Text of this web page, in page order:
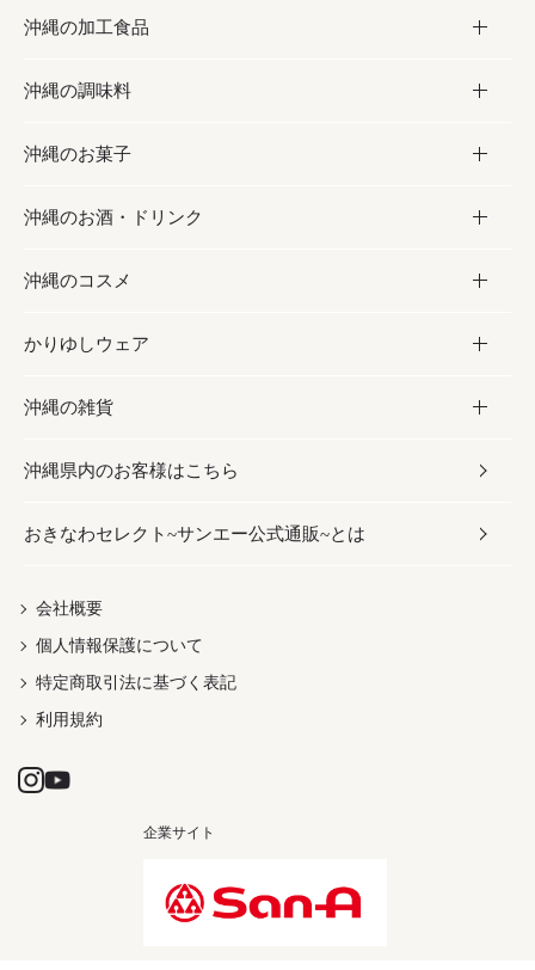
お取り寄せグルメ
フルーツ・野菜
お肉
海産物
沖縄の加工食品
加工食品
缶詰／パウチ
沖縄料理
沖縄そば／乾麺
レトルト食品
乾物／粉類
沖縄の調味料
調味料
砂糖／黒砂糖
塩
お酢／ドレッシング
しょうゆ
みそ
だし／スパイス／島唐辛子
沖縄のお菓子
お菓子
黒糖
ちんすこう
伝統菓子
スナック
おつまみ
紅芋
沖縄のお酒・ドリンク
お酒・ドリンク
泡盛
ビール・チューハイ
ワイン・ウィスキー・カクテル
ドリンク
茶葉
沖縄のコスメ
コスメ
スキンケア
ボディケア
ヘアケア
UVケア
かりゆしウェア
かりゆしウェア
メンズ
レディース
沖縄の雑貨
雑貨
沖縄ファッション
伝統工芸品
沖縄県内のお客様はこちら
おきなわセレクト~サンエー公式通販~とは
会社概要
個人情報保護について
特定商取引法に基づく表記
利用規約
企業サイト